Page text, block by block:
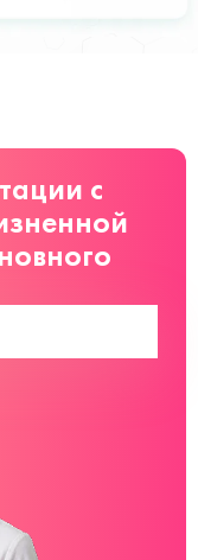
с